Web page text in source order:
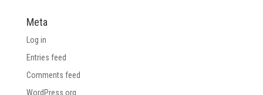
Meta
Log in
Entries feed
Comments feed
WordPress.org